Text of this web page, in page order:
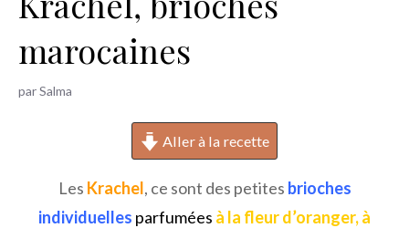
h
marocaines
parSalma
Aller à la recette
Les Krachel, ce sont des petites brioches
individuelles parfumées à la fleur d’oranger, à